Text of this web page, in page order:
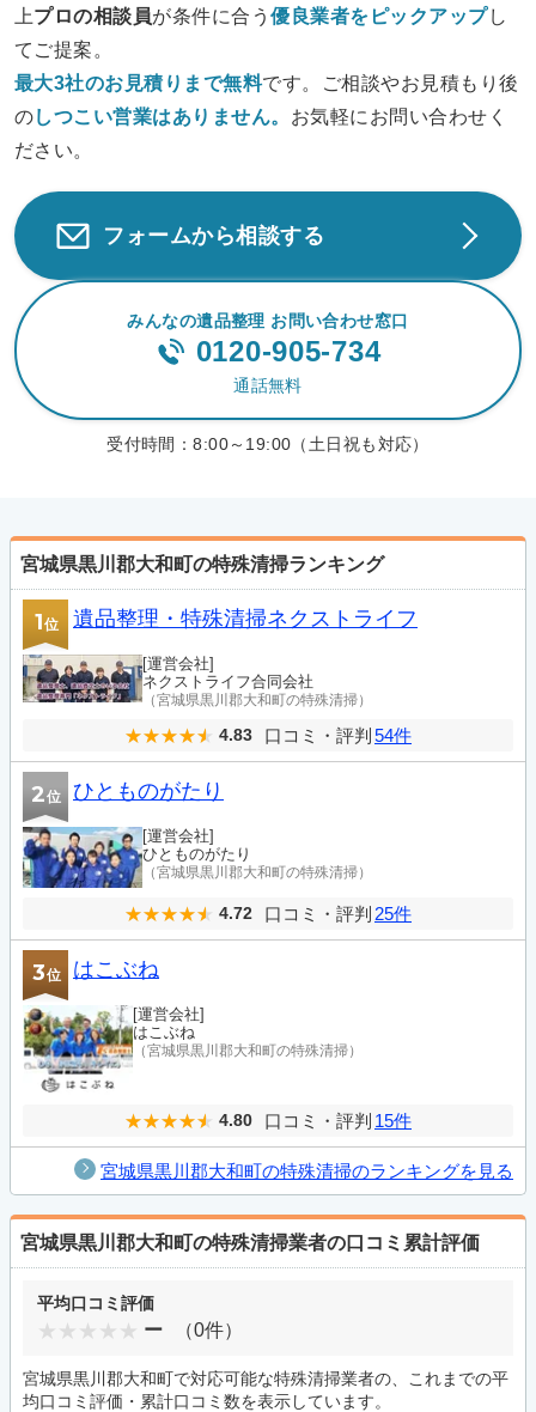
上プロの相談員が条件に合う優良業者をピックアップし
てご提案。
最大3社のお見積りまで無料です。ご相談やお見積もり後
のしつこい営業はありません。 お気軽にお問い合わせく
ださい。
フォームから相談する
みんなの遺品整理 お問い合わせ窓口
0120-905-734
通話無料
受付時間：8:00～19:00（土日祝も対応）
宮城県黒川郡大和町の特殊清掃ランキング
1位 遺品整理・特殊清掃ネクストライフ
[運営会社]
ネクストライフ合同会社
（宮城県黒川郡大和町の特殊清掃）
4.83 口コミ・評判 54件
2位 ひとものがたり
[運営会社]
ひとものがたり
（宮城県黒川郡大和町の特殊清掃）
4.72 口コミ・評判 25件
3位 はこぶね
[運営会社]
はこぶね
（宮城県黒川郡大和町の特殊清掃）
4.80 口コミ・評判 15件
宮城県黒川郡大和町の特殊清掃のランキングを見る
宮城県黒川郡大和町の特殊清掃業者の口コミ累計評価
平均口コミ評価
ー （0件）
宮城県黒川郡大和町で対応可能な特殊清掃業者の、これまでの平
均口コミ評価・累計口コミ数を表示しています。